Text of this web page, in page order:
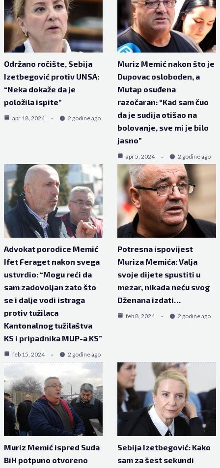
Održano ročište, Sebija
Izetbegović protiv UNSA:
“Neka dokaže da je
položila ispite”
apr 18, 2024 2 godine ago
Muriz Memić nakon što je
Dupovac oslobođen, a
Mutap osuđena
razočaran: “Kad sam čuo
da je sudija otišao na
bolovanje, sve mi je bilo
jasno”
apr 5, 2024 2 godine ago
Advokat porodice Memić
Ifet Feraget nakon svega
ustvrdio: “Mogu reći da
sam zadovoljan zato što
se i dalje vodi istraga
protiv tužilaca
Kantonalnog tužilaštva
KS i pripadnika MUP-a KS”
feb 15, 2024 2 godine ago
Potresna ispovijest
Muriza Memića: Valja
svoje dijete spustiti u
mezar, nikada neću svog
Dženana izdati…
feb 8, 2024 2 godine ago
Muriz Memić ispred Suda
BiH potpuno otvoreno
Sebija Izetbegović: Kako
sam za šest sekundi